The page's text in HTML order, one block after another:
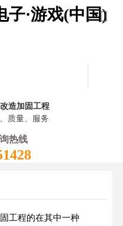
·游戏(中国)
造加固工程
质量、服务
热线
工程的在其中一种